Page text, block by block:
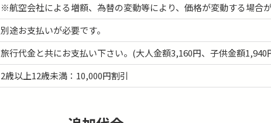
※航空会社による増額、為替の変動等により、価格が変動する場合が
別途お支払いが必要です。
旅行代金と共にお支払い下さい。(大人金額3,160円、子供金額1,940
2歳以上12歳未満：10,000円割引